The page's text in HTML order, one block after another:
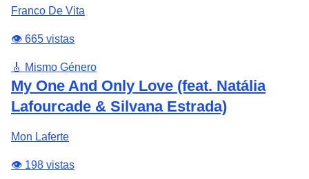
Franco De Vita
👁️ 665 vistas
🎸 Mismo Género
My One And Only Love (feat. Natália
Lafourcade & Silvana Estrada)
Mon Laferte
👁️ 198 vistas